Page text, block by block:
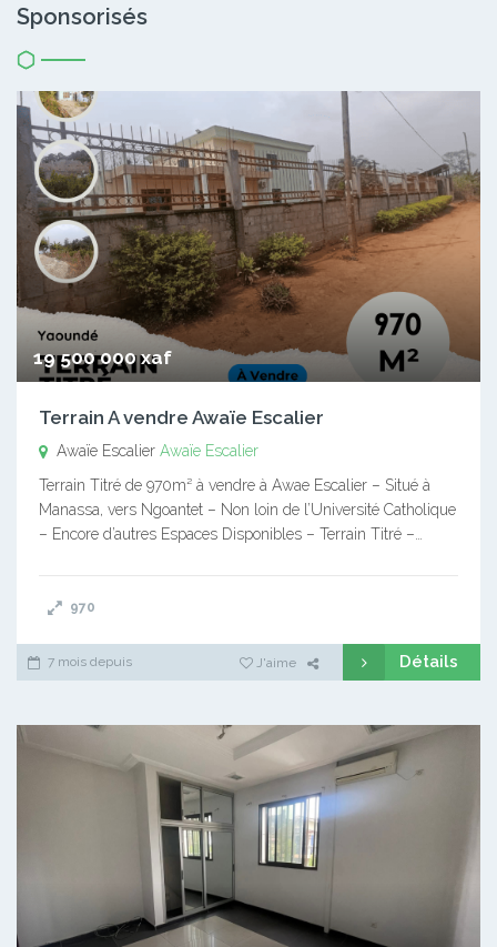
Sponsorisés
19 500 000 xaf
Terrain A vendre Awaïe Escalier
Awaïe Escalier Awaïe Escalier
Terrain Titré de 970m² à vendre à Awae Escalier – Situé à
Manassa, vers Ngoantet – Non loin de l’Université Catholique
– Encore d’autres Espaces Disponibles – Terrain Titré –…
970
7 mois depuis J'aime Détails